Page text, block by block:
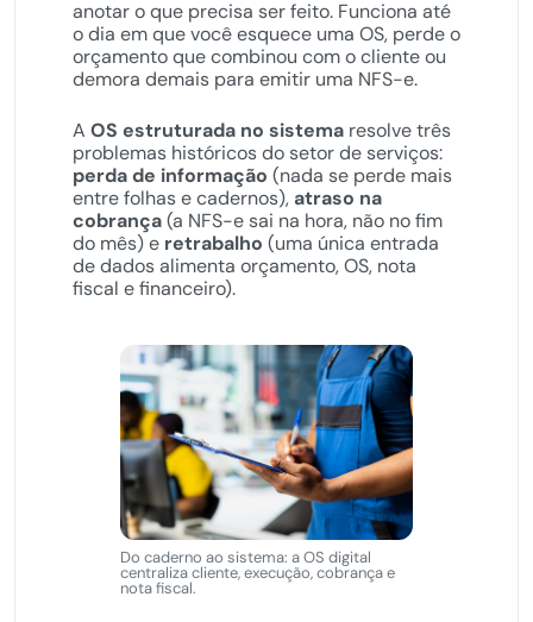
anotar o que precisa ser feito. Funciona até
o dia em que você esquece uma OS, perde o
orçamento que combinou com o cliente ou
demora demais para emitir uma NFS-e.
A OS estruturada no sistema resolve três
problemas históricos do setor de serviços:
perda de informação (nada se perde mais
entre folhas e cadernos), atraso na
cobrança(a NFS-e sai na hora, não no fim
do mês) e retrabalho (uma única entrada
de dados alimenta orçamento, OS, nota
fiscal e financeiro).
Do caderno ao sistema: a OS digital
centraliza cliente, execução, cobrança e
nota fiscal.